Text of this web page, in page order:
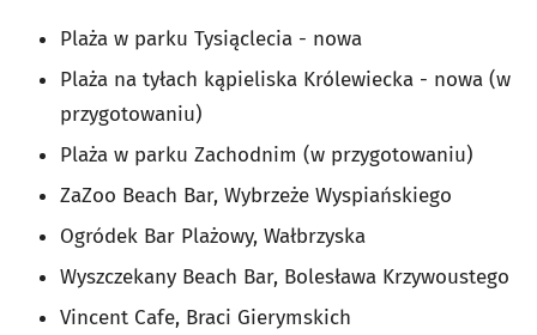
Plaża w parku Tysiąclecia - nowa
Plaża na tyłach kąpieliska Królewiecka - nowa (w
przygotowaniu)
Plaża w parku Zachodnim (w przygotowaniu)
ZaZoo Beach Bar, Wybrzeże Wyspiańskiego
Ogródek Bar Plażowy, Wałbrzyska
Wyszczekany Beach Bar, Bolesława Krzywoustego
Vincent Cafe, Braci Gierymskich